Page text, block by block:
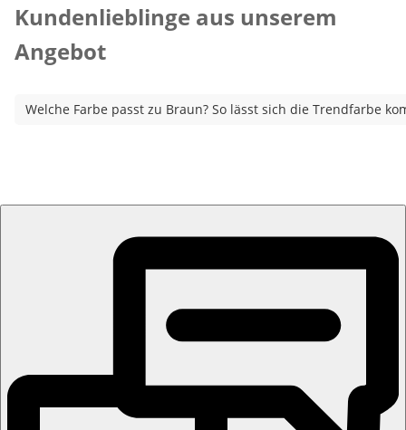
Kundenlieblinge aus unserem
Angebot
Welche Farbe passt zu Braun? So lässt sich die Trendfarbe